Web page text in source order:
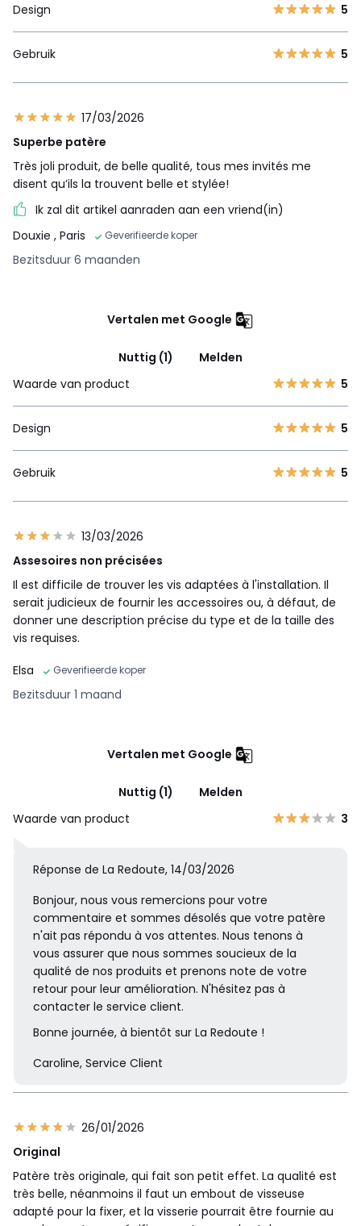
Design 5
Gebruik 5
17/03/2026
Superbe patère
Très joli produit, de belle qualité, tous mes invités me
disent qu’ils la trouvent belle et stylée!
Ik zal dit artikel aanraden aan een vriend(in)
Douxie , Paris Geverifieerde koper
Bezitsduur 6 maanden
Vertalen met Google
Nuttig (1)
Melden
Waarde van product
5
Design 5
Gebruik 5
13/03/2026
Assesoires non précisées
Il est difficile de trouver les vis adaptées à l'installation. Il
serait judicieux de fournir les accessoires ou, à défaut, de
donner une description précise du type et de la taille des
vis requises.
Elsa
Geverifieerde koper
Bezitsduur 1 maand
Vertalen met Google
Nuttig (1)
Melden
Waarde van product
3
Réponse de La Redoute, 14/03/2026
Bonjour, nous vous remercions pour votre
commentaire et sommes désolés que votre patère
n'ait pas répondu à vos attentes. Nous tenons à
vous assurer que nous sommes soucieux de la
qualité de nos produits et prenons note de votre
retour pour leur amélioration. N'hésitez pas à
contacter le service client.
Bonne journée, à bientôt sur La Redoute !
Caroline, Service Client
26/01/2026
Original
Patère très originale, qui fait son petit effet. La qualité est
très belle, néanmoins il faut un embout de visseuse
adapté pour la fixer, et la visserie pourrait être fournie au